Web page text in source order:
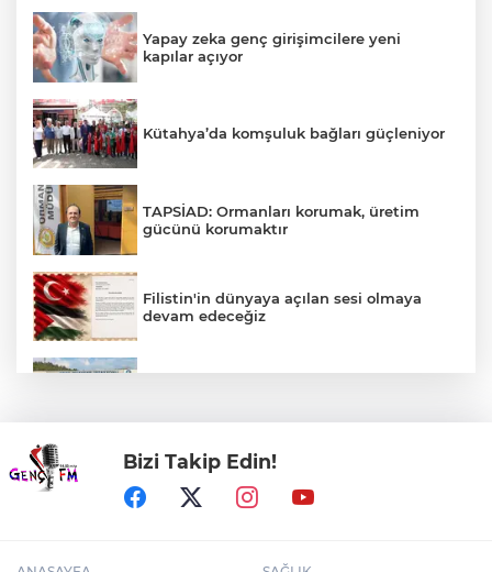
Yapay zeka genç girişimcilere yeni
kapılar açıyor
Kütahya’da komşuluk bağları güçleniyor
TAPSİAD: Ormanları korumak, üretim
gücünü korumaktır
Filistin'in dünyaya açılan sesi olmaya
devam edeceğiz
Eskişehir'de Kentpark Yapay Plajı yeni
sezonda hizmete açıldı
Bizi Takip Edin!